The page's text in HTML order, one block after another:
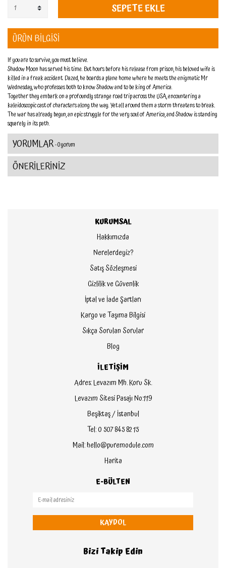
SEPETE EKLE
ÜRÜN BİLGİSİ
If you are to survive, you must believe.
Shadow Moon has served his time. But hours before his release from prison, his beloved wife is
killed in a freak accident. Dazed, he boards a plane home where he meets the enigmatic Mr
Wednesday, who professes both to know Shadow and to be king of America.
Together they embark on a profoundly strange road trip across the USA, encountering a
kaleidoscopic cast of characters along the way. Yet all around them a storm threatens to break.
The war has already begun, an epic struggle for the very soul of America, and Shadow is standing
squarely in its path.
YORUMLAR- 0 yorum
ÖNERİLERİNİZ
KURUMSAL
Hakkımızda
Nerelerdeyiz?
Satış Sözleşmesi
Gizlilik ve Güvenlik
İptal ve İade Şartları
Kargo ve Taşıma Bilgisi
Sıkça Sorulan Sorular
Blog
İLETİŞİM
Adres: Levazım Mh. Koru Sk.
Levazım Sitesi Pasajı No:119
Beşiktaş / İstanbul
Tel: 0 507 845 82 15
Mail: hello@puremodule.com
Harita
E-BÜLTEN
KAYDOL
Bizi Takip Edin